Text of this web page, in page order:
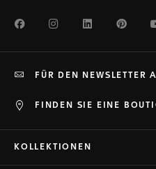
FacebookInstagramLinkedIn
FINDEN SIE EINE
FÜR DEN NEWSLETTER
KOLLEKTIONEN